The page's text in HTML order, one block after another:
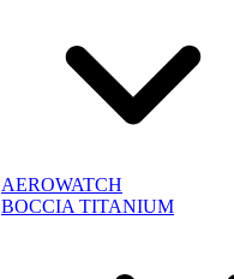
AEROWATCH
BOCCIA TITANIUM